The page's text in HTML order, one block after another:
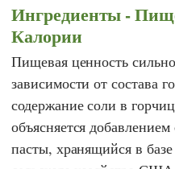
Ингредиенты -
Калории
Пищевая ценность
зависимости от состава
содержание соли в
объясняется
пасты, хранящийся в